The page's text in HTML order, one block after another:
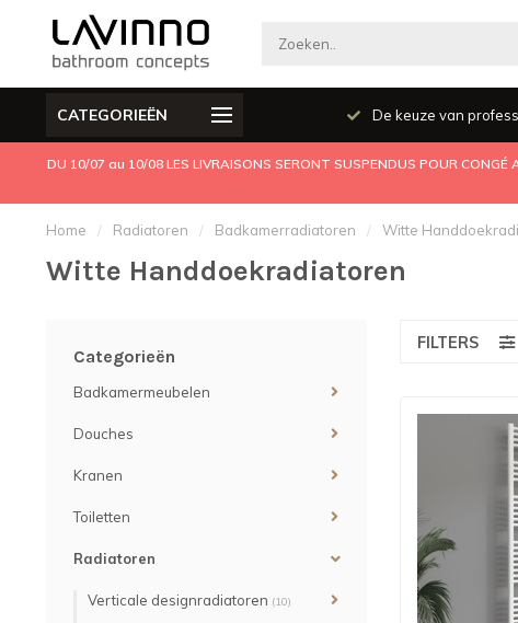
CATEGORIEËN
Producten kwaliteit De keuze van
DU 10/07 au 10/08 LES LIVRAISONS SERONT SUSPENDUS POUR CONGÉ
Home / Radiatoren / Badkamerradiatoren / Witte
Witte Handdoekradiatoren
Categorieën
Badkamermeubelen
Douches
Kranen
Toiletten
Radiatoren
Verticale designradiatoren (10)
FILTERS